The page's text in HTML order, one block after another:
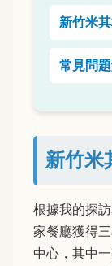
新竹米
常見問
新竹米
根據我的探
家餐廳獲得
中心，其中